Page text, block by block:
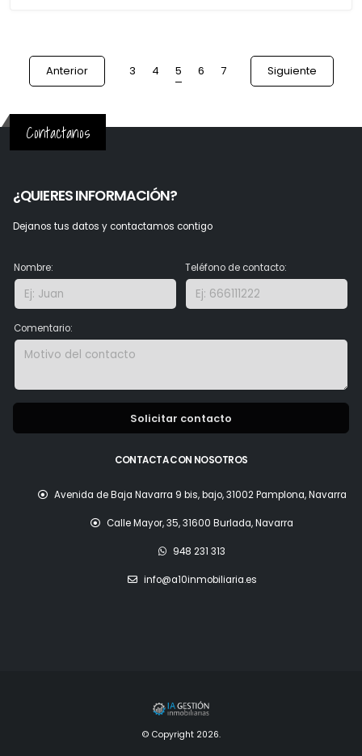
Anterior 3 4 5 6 7 Siguiente
Contactanos
¿QUIERES INFORMACIÓN?
Dejanos tus datos y contactamos contigo
Nombre: Teléfono de contacto:
Comentario:
Solicitar contacto
CONTACTA CON NOSOTROS
Avenida de Baja Navarra 9 bis, bajo, 31002 Pamplona, Navarra
Calle Mayor, 35, 31600 Burlada, Navarra
948 231 313
info@a10inmobiliaria.es
© Copyright 2026.